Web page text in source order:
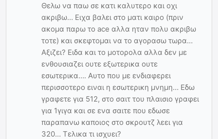
Θελω να παω σε κατι καλυτερο και οχι
ακριβω… Ειχα βαλει στο ματι καιρο (πριν
ακομα παρω το ace αλλα ηταν πολυ ακριβω
τοτε) και σκεφτομαι να το αγορασω τωρα…
Αξιζει? Ειδα και το μοτορολα αλλα δεν με
ενθουσιαζει ουτε εξωτερικα ουτε
εσωτερικα…. Αυτο που με ενδιαφερει
περισσοτερο ειναι η εσωτερικη μνημη… Εδω
γραφετε για 512, στο σαιτ του πλαισιο γραφει
για 1γιγα και σε ενα σαιτε που εδωσε
παραπανω καποιος στο σκρουτζ λεει για
320… Τελικα τι ισχυει?